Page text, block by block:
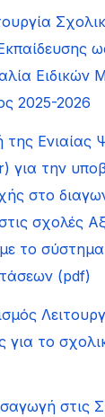
2025-2026
Ενιαίας
για την
στο
σχολές
το
(pdf)
το
στις